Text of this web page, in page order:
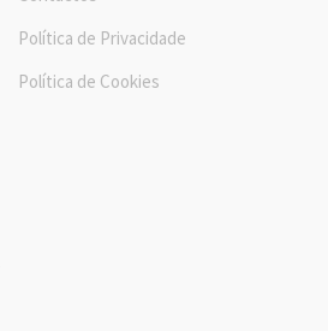
Política de Privacidade
Política de Cookies